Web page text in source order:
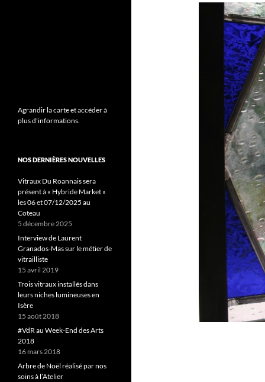
Agrandir la carte et accéder à
plus d'informations.
NOS DERNIÈRES NOUVELLES
Vitraux Du Roannais sera
présent à « Hybride Market »
les 06 et 07/12/2025 au
Coteau
5 décembre 2025
Interview de Laurent
Granados-Mas sur le métier de
vitrailliste
15 avril 2019
Trois vitraux installés dans
leurs niches lumineuses en
Isère
15 août 2018
#VdR au Week-End des Arts
2018
16 mars 2018
Arbre de Noël réalisé par nos
soins à l’Atelier